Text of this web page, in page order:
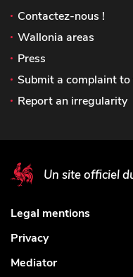
Contactez-nous !
Wallonia areas
Press
Submit a complaint to
Report an irregularity
Un site officiel
Legal mentions
Privacy
Mediator